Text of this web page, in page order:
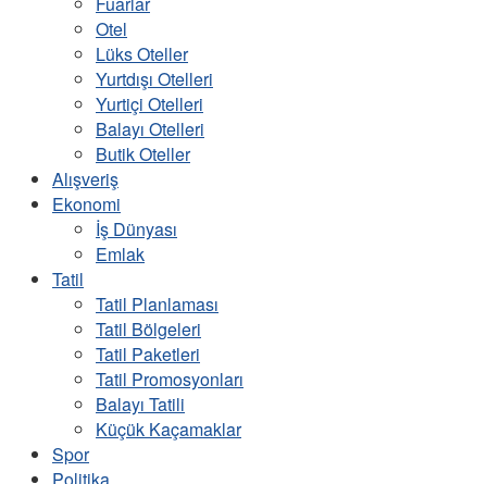
Otel
Lüks Oteller
Yurtdışı Otelleri
Yurtiçi Otelleri
Balayı Otelleri
Butik Oteller
Alışveriş
Ekonomi
İş Dünyası
Emlak
Tatil
Tatil Planlaması
Tatil Bölgeleri
Tatil Paketleri
Tatil Promosyonları
Balayı Tatili
Küçük Kaçamaklar
Spor